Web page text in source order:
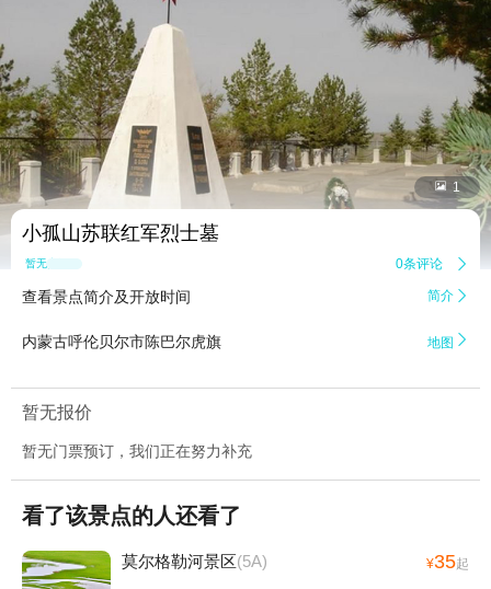
 1
小孤山苏联红军烈士墓
暂无点评 0条评论 
查看景点简介及开放时间 简介 
内蒙古呼伦贝尔市陈巴尔虎旗 地图 
暂无报价
暂无门票预订，我们正在努力补充
看了该景点的人还看了
莫尔格勒河景区(5A) ¥35起